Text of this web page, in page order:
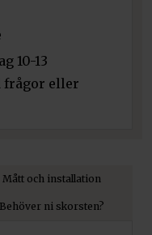
10-13
frågor eller
Mått och installation
Behöver ni skorsten?